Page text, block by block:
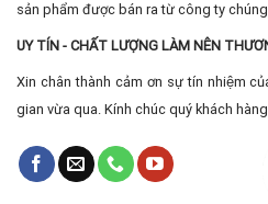
sản phẩm được bán ra từ công ty
UY TÍN - CHẤT LƯỢNG LÀM NÊN
Xin chân thành cảm ơn sự tín nhiệm
gian vừa qua. Kính chúc quý khách